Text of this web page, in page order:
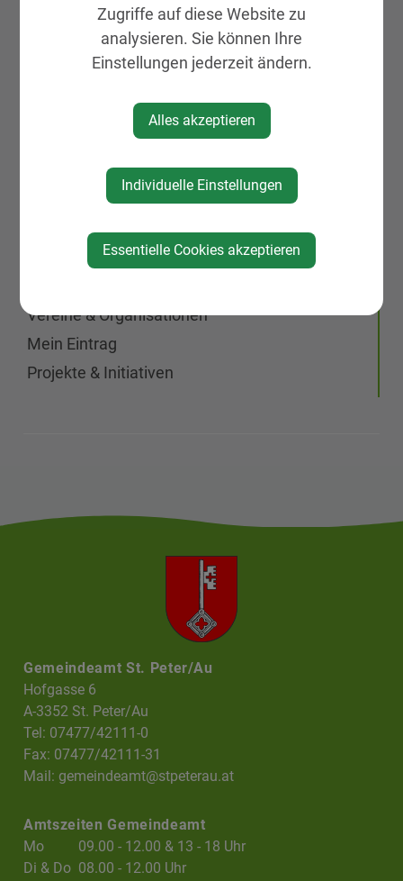
Nacht- & Wochenenddienste
Medizinische Dienstleister
Natur, Sport & Erholung
Unterkünfte
Vereine & Organisationen
Mein Eintrag
Projekte & Initiativen
Gemeindeamt St. Peter/Au
Hofgasse 6
A-3352 St. Peter/Au
Tel: 07477/42111-0
Fax: 07477/42111-31
Mail:gemeindeamt@stpeterau.at
Amtszeiten Gemeindeamt
Mo
09.00 - 12.00 & 13 - 18 Uhr
Di & Do 08.00 - 12.00 Uhr
Zugriffe auf diese Website zu
analysieren. Sie können Ihre
Einstellungen jederzeit ändern.
Alles akzeptieren
Individuelle Einstellungen
Essentielle Cookies akzeptieren